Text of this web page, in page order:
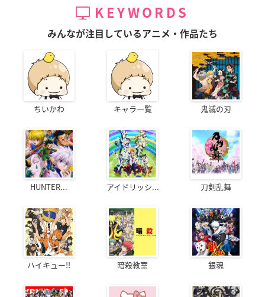
KEYWORDS
みんなが注目しているアニメ・作品たち
ちいかわ キャラ一覧 鬼滅の刃
HUNTER... アイドリッシ... 刀剣乱舞
ハイキュー!! 暗殺教室 銀魂